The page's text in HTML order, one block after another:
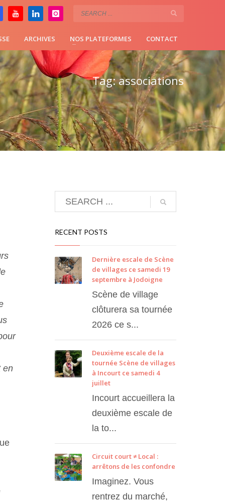
ARCHIVES NOS PLATEFORMES CONTACT
Tag: associations
en
RECENT POSTS
Dernière escale de Scène
de villages ce samedi 19
septembre à Jodoigne
Scène de village
clôturera sa tournée
2026 ce s...
Deuxième escale de la
tournée Scène de villages
à Incourt ce samedi 4
juillet
Incourt accueillera la
deuxième escale de
la to...
Circuit court ≠ Local :
arrêtons de les confondre
Imaginez. Vous
rentrez du marché,